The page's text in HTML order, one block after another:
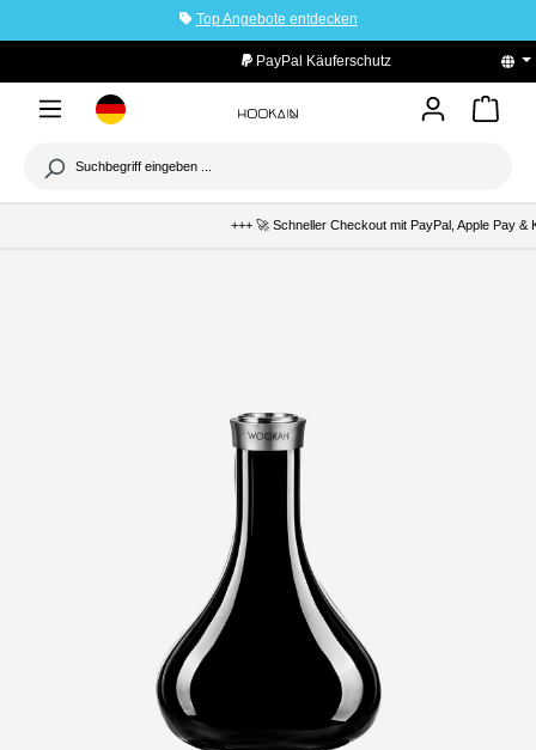
Top Angebote entdecken
PayPal Käuferschutz
+++ 🚀 Schneller Checkout mit PayPal, Apple Pay &